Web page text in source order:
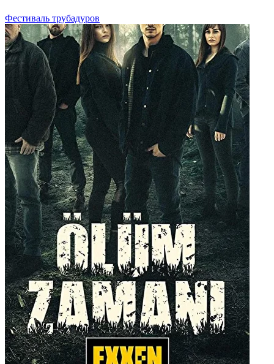
Фестиваль трубадуров